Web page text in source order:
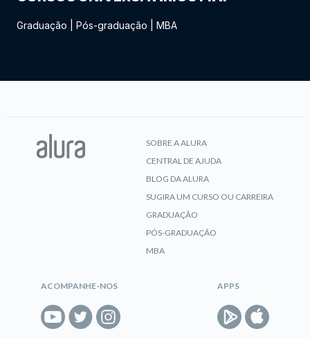
Graduação Pós-graduação MBA
SOBRE A ALURA
CENTRAL DE AJUDA
BLOG DA ALURA
SUGIRA UM CURSO OU CARREIRA
GRADUAÇÃO
PÓS-GRADUAÇÃO
MBA
ACOMPANHE-NOS APPS